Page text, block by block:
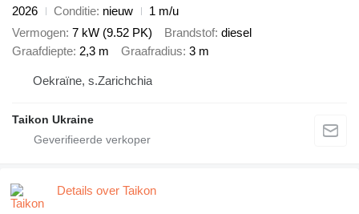
2026
Conditie nieuw
1 m/u
Vermogen 7 kW (9.52 PK) Brandstof diesel
Graafdiepte 2,3 m Graafradius 3 m
Oekraïne, s.Zarichchia
Taikon Ukraine
Details over Taikon